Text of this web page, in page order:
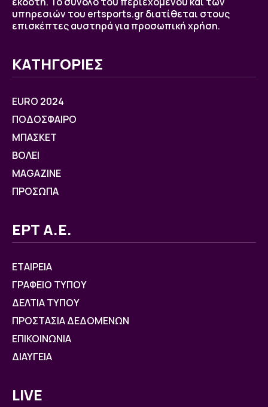
υπηρεσιών του ertsports.gr διατίθεται στους
επισκέπτες αυστηρά για προσωπική χρήση.
ΚΑΤΗΓΟΡΙΕΣ
EURO 2024
ΠΟΔΟΣΦΑΙΡΟ
ΜΠΑΣΚΕΤ
ΒOΛΕΙ
MAGAZINE
ΠΡΟΣΩΠΑ
ΕΡΤ Α.Ε.
ΕΤΑΙΡΕΙΑ
ΓΡΑΦΕΙΟ ΤΥΠΟΥ
ΔΕΛΤΙΑ ΤΥΠΟΥ
ΠΡΟΣΤΑΣΙΑ ΔΕΔΟΜΕΝΩΝ
ΕΠΙΚΟΙΝΩΝΙΑ
ΔΙΑΥΓΕΙΑ
LIVE